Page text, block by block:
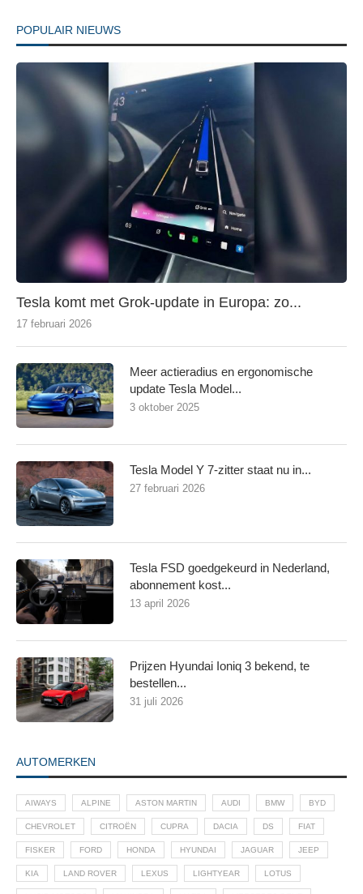
POPULAIR NIEUWS
Tesla komt met Grok-update in Europa: zo...
17 februari 2026
Meer actieradius en ergonomische
update Tesla Model...
3 oktober 2025
Tesla Model Y 7-zitter staat nu in...
27 februari 2026
Tesla FSD goedgekeurd in Nederland,
abonnement kost...
13 april 2026
Prijzen Hyundai Ioniq 3 bekend, te
bestellen...
31 juli 2026
AUTOMERKEN
AIWAYS ALPINE ASTON MARTIN AUDI BMW BYD
CHEVROLET CITROËN CUPRA DACIA DS FIAT
FISKER FORD HONDA HYUNDAI JAGUAR JEEP
KIA LAND ROVER LEXUS LIGHTYEAR LOTUS